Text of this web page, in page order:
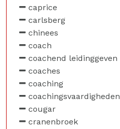
caprice
carlsberg
chinees
coach
coachend leidinggeven
coaches
coaching
coachingsvaardigheden
cougar
cranenbroek